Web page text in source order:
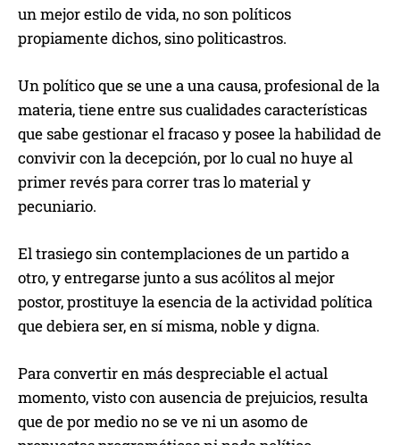
un mejor estilo de vida, no son políticos
propiamente dichos, sino politicastros.
Un político que se une a una causa, profesional de la
materia, tiene entre sus cualidades características
que sabe gestionar el fracaso y posee la habilidad de
convivir con la decepción, por lo cual no huye al
primer revés para correr tras lo material y
pecuniario.
El trasiego sin contemplaciones de un partido a
otro, y entregarse junto a sus acólitos al mejor
postor, prostituye la esencia de la actividad política
que debiera ser, en sí misma, noble y digna.
Para convertir en más despreciable el actual
momento, visto con ausencia de prejuicios, resulta
que de por medio no se ve ni un asomo de